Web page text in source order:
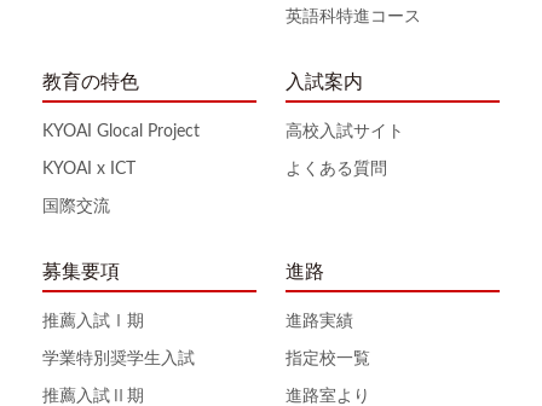
英語科特進コース
教育の特色
KYOAI Glocal Project
KYOAI x ICT
国際交流
入試案内
高校入試サイト
よくある質問
募集要項
推薦入試Ⅰ期
学業特別奨学生入試
推薦入試Ⅱ期
進路
進路実績
指定校一覧
進路室より